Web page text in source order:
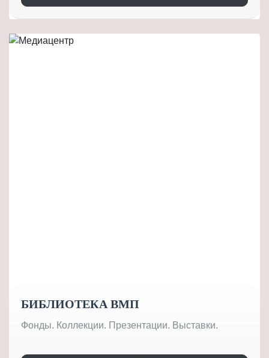
БИБЛИОТЕКА ВМП
Фонды. Коллекции. Презентации. Выставки.